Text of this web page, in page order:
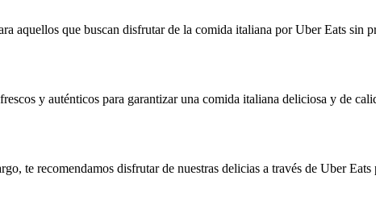
aquellos que buscan disfrutar de la comida italiana por Uber Eats sin
y auténticos para garantizar una comida italiana deliciosa y de
te recomendamos disfrutar de nuestras delicias a través de Uber